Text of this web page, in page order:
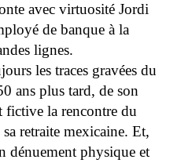
avec virtuosité Jordi
de banque à la
lignes.
les traces gravées du
ans plus tard, de son
fictive la rencontre du
retraite mexicaine. Et,
dénuement physique et